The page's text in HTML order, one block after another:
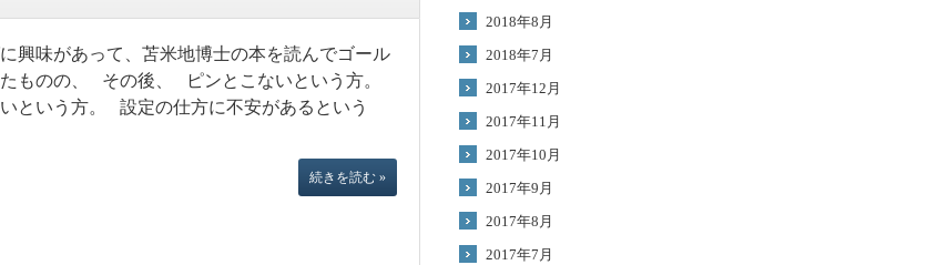
興味があって、苫米地博士の本を読んでゴール
たものの、 その後、 ピンとこないという方。
という方。 設定の仕方に不安があるという
続きを読む »
2018年8月
2018年7月
2017年12月
2017年11月
2017年10月
2017年9月
2017年8月
2017年7月